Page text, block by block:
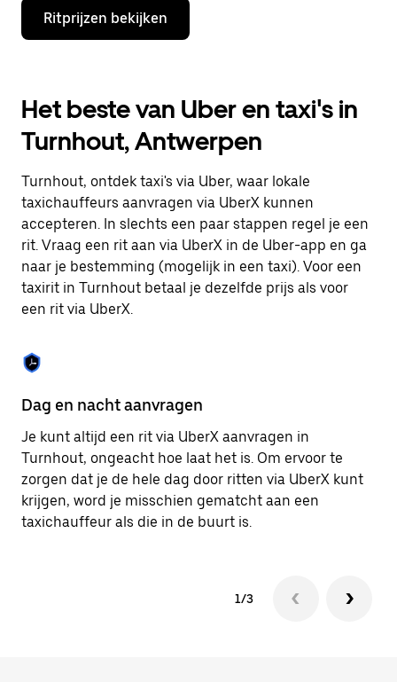
Druk
de
de
agenda
te
openen
een
datum
selecteren.
Druk
op
Escape
om
de
sluiten.
Ritprijzen bekijken
Het beste van Uber en taxi's in
Turnhout, Antwerpen
Turnhout, ontdek taxi's via Uber, waar lokale
taxichauffeurs aanvragen via UberX kunnen
accepteren. In slechts een paar stappen regel je een
rit. Vraag een rit aan via UberX in de Uber-app en ga
naar je bestemming (mogelijk in een taxi). Voor een
taxirit in Turnhout betaal je dezelfde prijs als voor
een rit via UberX.
Dag en nacht aanvragen
Je kunt altijd een rit via UberX aanvragen in
Turnhout, ongeacht hoe laat het is. Om ervoor te
zorgen dat je de hele dag door ritten via UberX kunt
krijgen, word je misschien gematcht aan een
taxichauffeur als die in de buurt is.
1/3